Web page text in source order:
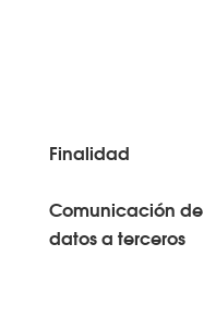
Finalidad
Comunicación de
datos a terceros